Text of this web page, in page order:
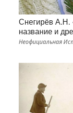
Снегирёв А.Н.
название и
Неофициальная